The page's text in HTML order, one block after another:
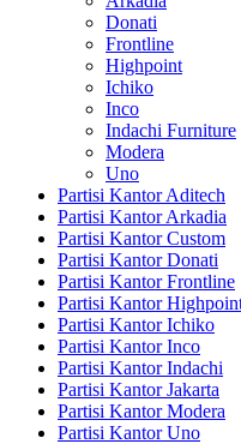
Donati
Frontline
Highpoint
Ichiko
Inco
Indachi Furniture
Modera
Uno
Partisi Kantor Aditech
Partisi Kantor Arkadia
Partisi Kantor Custom
Partisi Kantor Donati
Partisi Kantor Frontline
Partisi Kantor
Partisi Kantor Ichiko
Partisi Kantor Inco
Partisi Kantor Indachi
Partisi Kantor Jakarta
Partisi Kantor Modera
Partisi Kantor Uno